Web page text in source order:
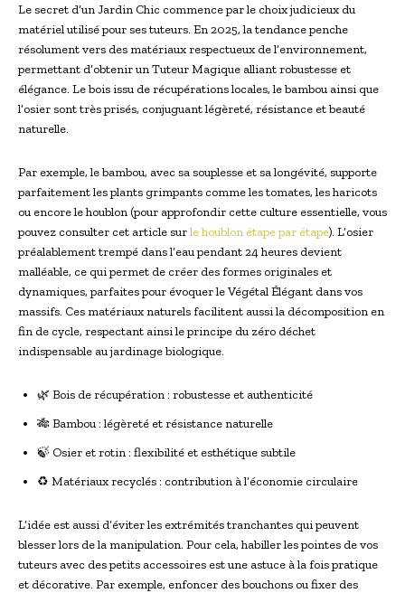
Le secret d’un Jardin Chic commence par le choix judicieux du
matériel utilisé pour ses tuteurs. En 2025, la tendance penche
résolument vers des matériaux respectueux de l’environnement,
permettant d’obtenir un Tuteur Magique alliant robustesse et
élégance. Le bois issu de récupérations locales, le bambou ainsi que
l’osier sont très prisés, conjuguant légèreté, résistance et beauté
naturelle.
Par exemple, le bambou, avec sa souplesse et sa longévité, supporte
parfaitement les plants grimpants comme les tomates, les haricots
ou encore le houblon (pour approfondir cette culture essentielle, vous
pouvez consulter cet article surle houblon étape par étape). L’osier
préalablement trempé dans l’eau pendant 24 heures devient
malléable, ce qui permet de créer des formes originales et
dynamiques, parfaites pour évoquer le Végétal Élégant dans vos
massifs. Ces matériaux naturels facilitent aussi la décomposition en
fin de cycle, respectant ainsi le principe du zéro déchet
indispensable au jardinage biologique.
🌿 Bois de récupération : robustesse et authenticité
🎋 Bambou : légèreté et résistance naturelle
🍃 Osier et rotin : flexibilité et esthétique subtile
♻️ Matériaux recyclés : contribution à l’économie circulaire
L’idée est aussi d’éviter les extrémités tranchantes qui peuvent
blesser lors de la manipulation. Pour cela, habiller les pointes de vos
tuteurs avec des petits accessoires est une astuce à la fois pratique
et décorative. Par exemple, enfoncer des bouchons ou fixer des